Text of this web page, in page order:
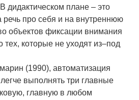
плане – это
речь про себя и на вну­треннюю
объектов фик­сации внимания
кото­рые не уходят из–под
(1990), автома­тизация
выполнять три главные
глав­ную в любом